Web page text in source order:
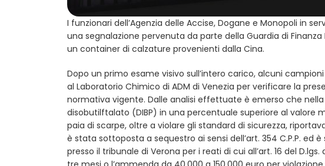
I funzionari dell’Agenzia delle Accise, Dogane e Monopoli in
una segnalazione pervenuta da parte della Guardia di
un container di calzature provenienti dalla Cina.
Dopo un primo esame visivo sull’intero carico, alcuni
al Laboratorio Chimico di ADM di Venezia per verificare la
normativa vigente. Dalle analisi effettuate è emerso che
disobutilftalato (DIBP) in una percentuale superiore al valore
paia di scarpe, oltre a violare gli standard di sicurezza,
è stata sottoposta a sequestro ai sensi dell’art. 354 C.P.P. ed
presso il tribunale di Verona per i reati di cui all’art. 16 del